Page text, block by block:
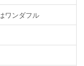
ワンダフル